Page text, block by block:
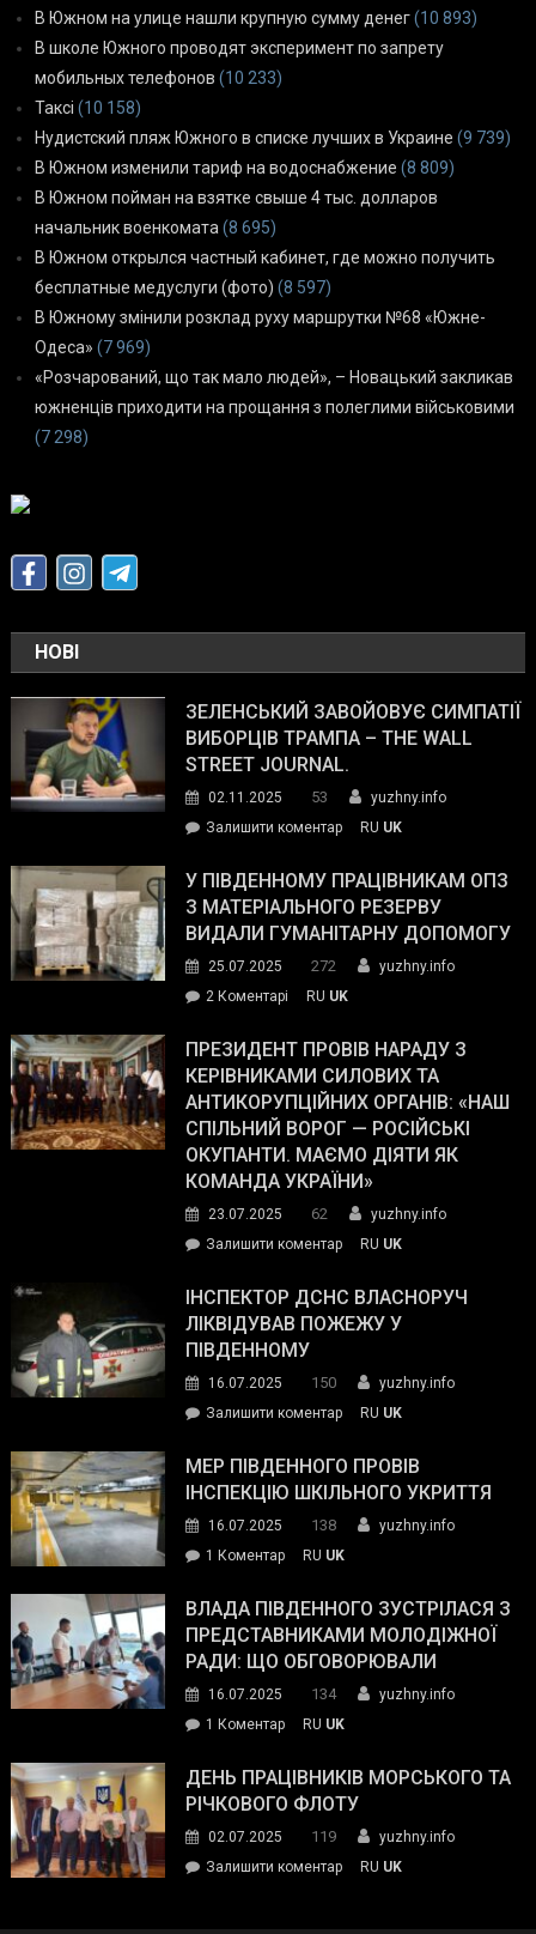
В Южном на улице нашли крупную сумму денег(10 893)
В школе Южного проводят эксперимент по запрету
мобильных телефонов (10 233)
Таксі (10 158)
Нудистский пляж Южного в списке лучших в Украине (9 739)
В Южном изменили тариф на водоснабжение (8 809)
В Южном пойман на взятке свыше 4 тыс. долларов
начальник военкомата (8 695)
В Южном открылся частный кабинет, где можно получить
бесплатные медуслуги (фото) (8 597)
В Южному змінили розклад руху маршрутки №68 «Южне-
Одеса» (7 969)
«Розчарований, що так мало людей», – Новацький закликав
южненців приходити на прощання з полеглими військовими
(7 298)
НОВІ
ЗЕЛЕНСЬКИЙ ЗАВОЙОВУЄ СИМПАТІЇ
ВИБОРЦІВ ТРАМПА – THE WALL
STREET JOURNAL.
02.11.2025 53
yuzhny.info
Залишити коментарon
завойовує
симпатії
виборців
The
Street
Journal.
RU UK
У ПІВДЕННОМУ ПРАЦІВНИКАМ ОПЗ
З МАТЕРІАЛЬНОГО РЕЗЕРВУ
ВИДАЛИ ГУМАНІТАРНУ ДОПОМОГУ
25.07.2025 272
yuzhny.info
2 Коментарі
Південному
працівникам
ОПЗ
з
матеріального
резерву
гуманітарну
допомогу
RU UK
ПРЕЗИДЕНТ ПРОВІВ НАРАДУ З
КЕРІВНИКАМИ СИЛОВИХ ТА
АНТИКОРУПЦІЙНИХ ОРГАНІВ: «НАШ
СПІЛЬНИЙ ВОРОГ — РОСІЙСЬКІ
ОКУПАНТИ. МАЄМО ДІЯТИ ЯК
КОМАНДА УКРАЇНИ»
23.07.2025 62
yuzhny.info
Залишити коментарon
провів
нараду
силових
та
органів:
«Наш
спільний
окупанти.
Маємо
діяти
команда
RU UK
ІНСПЕКТОР ДСНС ВЛАСНОРУЧ
ЛІКВІДУВАВ ПОЖЕЖУ У
ПІВДЕННОМУ
16.07.2025 150
yuzhny.info
Залишити коментарon
ДСНС
власноруч
пожежу
у
RU UK
МЕР ПІВДЕННОГО ПРОВІВ
ІНСПЕКЦІЮ ШКІЛЬНОГО УКРИТТЯ
16.07.2025 138
yuzhny.info
1 Коментардо
Південного
провів
інспекцію
укриття
RU UK
ВЛАДА ПІВДЕННОГО ЗУСТРІЛАСЯ З
ПРЕДСТАВНИКАМИ МОЛОДІЖНОЇ
РАДИ: ЩО ОБГОВОРЮВАЛИ
16.07.2025 134
yuzhny.info
1 Коментардо
Південного
зустрілася
представниками
молодіжної
RU UK
ДЕНЬ ПРАЦІВНИКІВ МОРСЬКОГО ТА
РІЧКОВОГО ФЛОТУ
02.07.2025 119
yuzhny.info
Залишити коментарon
RU UK